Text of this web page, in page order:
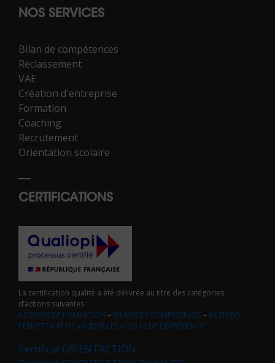
NOS SERVICES
Bilan de compétences
Reclassement
VAE
Création d'entreprise
Formation
Coaching
Recrutement
Orientation scolaire
CERTIFICATIONS
La certification qualité a été délivrée au titre des catégories
d’actions suivantes :
ACTIONS DE FORMATION – BILANS DE COMPÉTENCES–ACTIONS
PERMETTANT DE VALIDER LES ACQUIS DE L’EXPÉRIENCE
Certificat ORIENTACTION